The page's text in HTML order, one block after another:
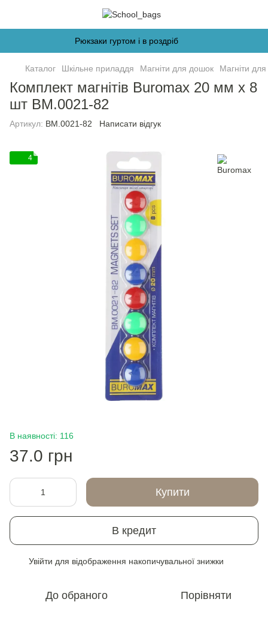
Рюкзаки гуртом і в роздріб
Каталог Шкільне приладдя Магніти для дошок Магніти
Комплект магнітів Buromax 20 мм х 8
шт BM.0021-82
Артикул: BM.0021-82 Написати відгук
4
В наявності: 116
37.0 грн
Купити
В кредит
Увійти для відображення накопичувальної знижки
До обраного Порівняти